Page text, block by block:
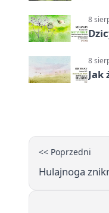
8
8
Jak
<< Poprzedni
Hulajnoga